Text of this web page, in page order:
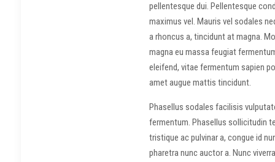
pellentesque dui. Pellentesque
maximus vel. Mauris vel sodales
a rhoncus a, tincidunt at magna.
magna eu massa feugiat
eleifend, vitae fermentum sapien
amet augue mattis tincidunt.
Phasellus sodales facilisis
fermentum. Phasellus sollicitudin
tristique ac pulvinar a, congue id
pharetra nunc auctor a. Nunc